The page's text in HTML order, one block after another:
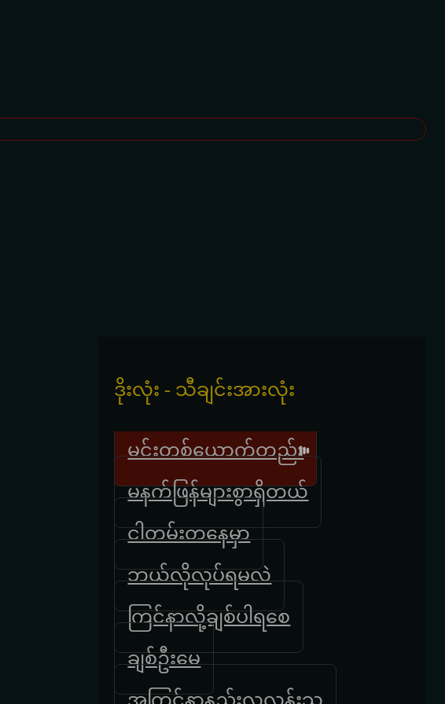
ဒိုးလုံး - သီချင်းအားလုံး
မင်းတစ်ယောက်တည်း
မနက်ဖြန်များစွာရှိတယ်
ငါတမ်းတနေမှာ
ဘယ်လိုလုပ်ရမလဲ
ကြင်နာလို့ချစ်ပါရစေ
ချစ်ဦးမေ
အကြင်နာနည်းလှလွန်းသူ